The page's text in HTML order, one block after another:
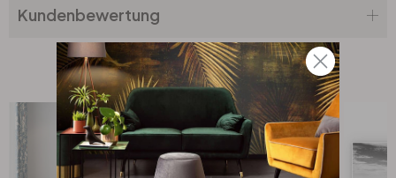
Kundenbewertung
Top Seller